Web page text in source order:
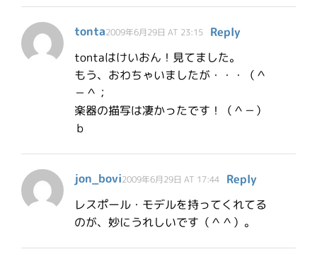
tonta2009年6月29日 AT 23:15
Reply
tontaはけいおん！見てました。
もう、おわちゃいましたが・・・（＾
－＾；
楽器の描写は凄かったです！（＾－）
ｂ
jon_bovi2009年6月29日 AT 17:44
Reply
レスポール・モデルを持ってくれてる
のが、妙にうれしいです（＾＾）。